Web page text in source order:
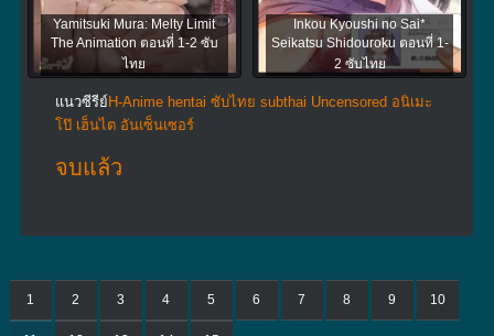
Yamitsuki Mura: Melty Limit
The Animation ตอนที่ 1-2 ซับ
ไทย
Inkou Kyoushi no Sai*
Seikatsu Shidouroku ตอนที่ 1-
2 ซับไทย
แนวซีรีย์ H-Anime hentai ซับไทย subthai Uncensored อนิเมะ
โป๊ เฮ็นไต อันเซ็นเซอร์
จบแล้ว
1 2 3 4 5 6 7 8 9 10